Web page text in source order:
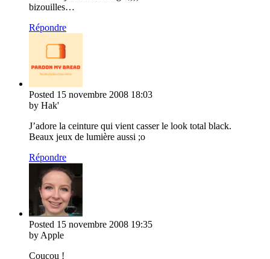
bizouilles…
Répondre
Posted 15 novembre 2008 18:03
by Hak'
J’adore la ceinture qui vient casser le look total black.
Beaux jeux de lumière aussi ;o
Répondre
Posted 15 novembre 2008 19:35
by Apple
Coucou !